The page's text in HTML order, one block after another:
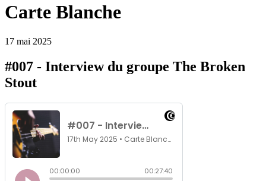
Carte Blanche
17 mai 2025
#007 - Interview du groupe The Broken
Stout